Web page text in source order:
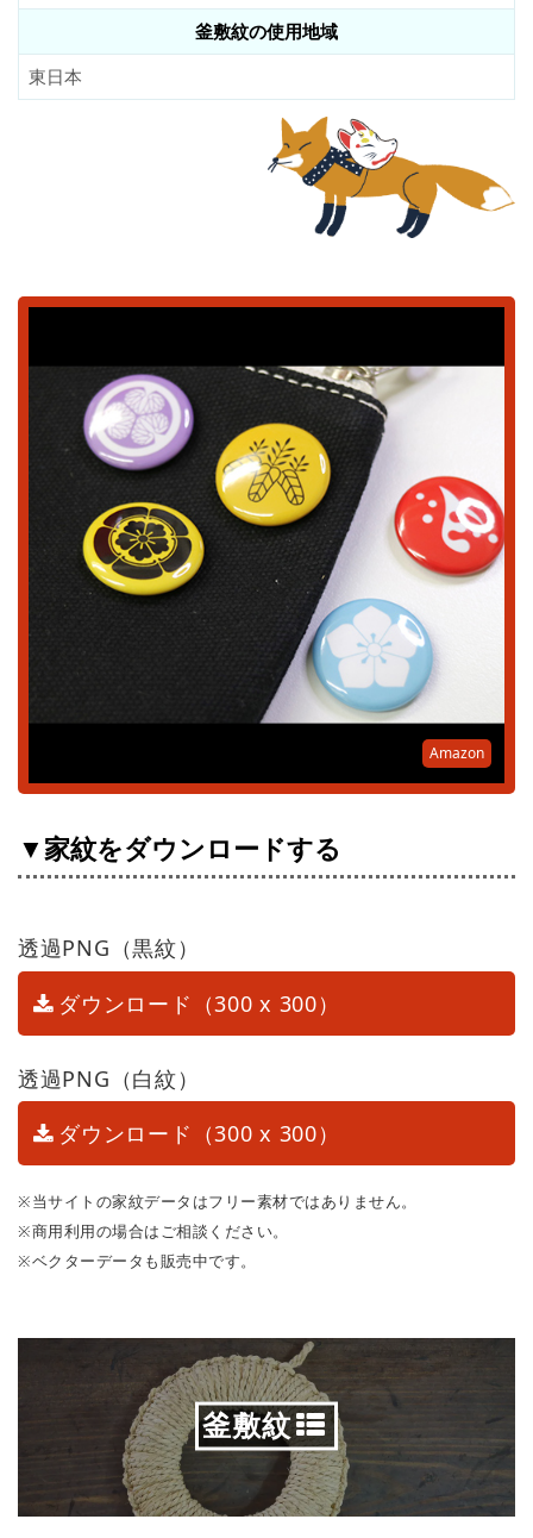
釜敷紋の使用地域
東日本
Amazon
▼家紋をダウンロードする
透過PNG（黒紋）
ダウンロード（300 x 300）
透過PNG（白紋）
ダウンロード（300 x 300）
※当サイトの家紋データはフリー素材ではありません。
※商用利用の場合はご相談ください。
※ベクターデータも販売中です。
釜敷紋